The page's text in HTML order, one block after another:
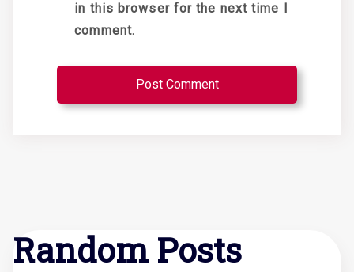
in this browser for the next time I
comment.
Random Posts